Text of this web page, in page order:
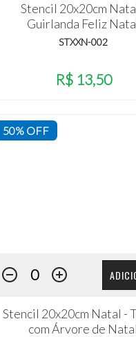
Stencil 20x20cm
Guirlanda Feliz
STXXN-002
R$ 13,50
50% OFF
Stencil 20x20cm Natal -
com Árvore de Natal